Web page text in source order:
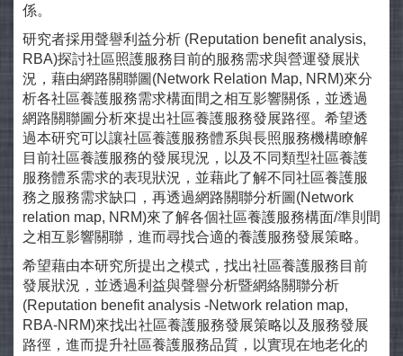
係。
研究者採用聲譽利益分析 (Reputation benefit analysis,
RBA)探討社區照護服務目前的服務需求與營運發展狀
況，藉由網路關聯圖(Network Relation Map, NRM)來分
析各社區養護服務需求構面間之相互影響關係，並透過
網路關聯圖分析來提出社區養護服務發展路徑。希望透
過本研究可以讓社區養護服務體系與長照服務機構瞭解
目前社區養護服務的發展現況，以及不同類型社區養護
服務體系需求的表現狀況，並藉此了解不同社區養護服
務之服務需求缺口，再透過網路關聯分析圖(Network
relation map, NRM)來了解各個社區養護服務構面/準則間
之相互影響關聯，進而尋找合適的養護服務發展策略。
希望藉由本研究所提出之模式，找出社區養護服務目前
發展狀況，並透過利益與聲譽分析暨網絡關聯分析
(Reputation benefit analysis -Network relation map,
RBA-NRM)來找出社區養護服務發展策略以及服務發展
路徑，進而提升社區養護服務品質，以實現在地老化的